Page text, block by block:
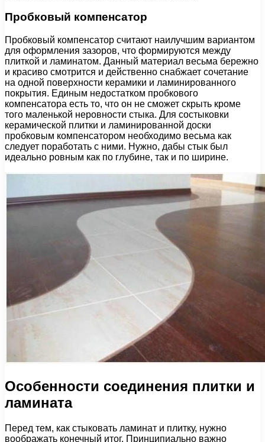
Пробковый компенсатор
Пробковый компенсатор считают наилучшим вариантом
для оформления зазоров, что формируются между
плиткой и ламинатом. Данный материал весьма бережно
и красиво смотрится и действенно снабжает сочетание
на одной поверхности керамики и ламинированного
покрытия. Единым недостатком пробкового
компенсатора есть то, что он не сможет скрыть кроме
того маленькой неровности стыка. Для состыковки
керамической плитки и ламинированной доски
пробковым компенсатором необходимо весьма как
следует поработать с ними. Нужно, дабы стык был
идеально ровным как по глубине, так и по ширине.
Особенности соединения плитки и
ламината
Перед тем, как стыковать ламинат и плитку, нужно
воображать конечный итог. Принципиально важно